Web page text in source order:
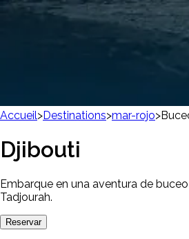
Accueil>Destinations>mar-rojo>
Djibouti
Embarque en una aventura de
Tadjourah.
Reservar